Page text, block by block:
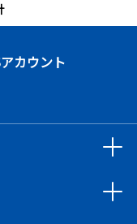
カウント